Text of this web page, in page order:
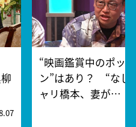
“映画鑑賞中のポッ
ン”はあり？ “なし
ャリ橋本、妻が…